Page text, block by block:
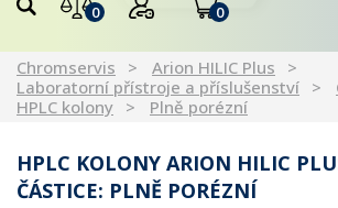
0 0
Chromservis
Arion HILIC Plus
Laboratorní přístroje a příslušenství
HPLC kolony
Plně porézní
HPLC KOLONY ARION HILIC
ČÁSTICE: PLNĚ PORÉZNÍ